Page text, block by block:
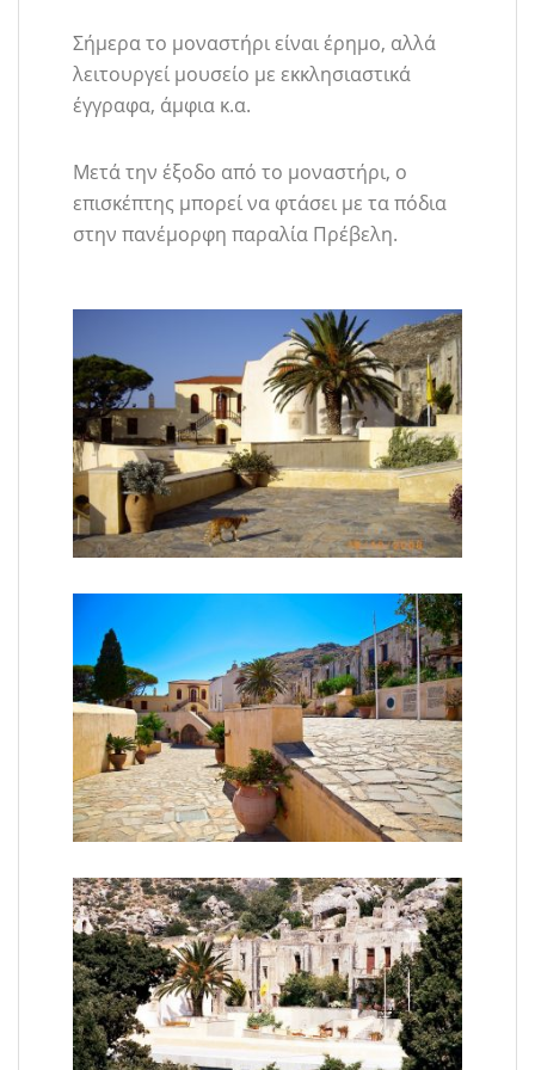
Σήμερα το μοναστήρι είναι έρημο, αλλά
λειτουργεί μουσείο με εκκλησιαστικά
έγγραφα, άμφια κ.α.
Μετά την έξοδο από το μοναστήρι, ο
επισκέπτης μπορεί να φτάσει με τα πόδια
στην πανέμορφη παραλία Πρέβελη.